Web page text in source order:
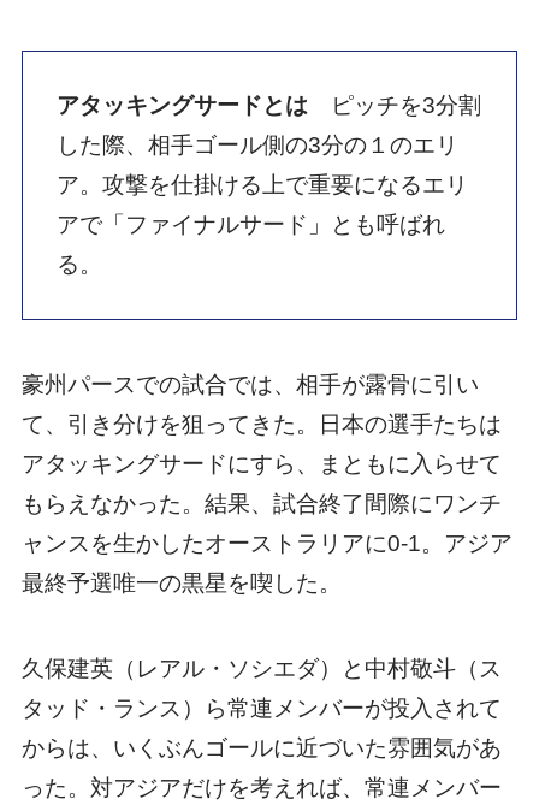
アタッキングサードとは ピッチを3分割
した際、相手ゴール側の3分の１のエリ
ア。攻撃を仕掛ける上で重要になるエリ
アで「ファイナルサード」とも呼ばれ
る。
豪州パースでの試合では、相手が露骨に引い
て、引き分けを狙ってきた。日本の選手たちは
アタッキングサードにすら、まともに入らせて
もらえなかった。結果、試合終了間際にワンチ
ャンスを生かしたオーストラリアに0-1。アジア
最終予選唯一の黒星を喫した。
久保建英（レアル・ソシエダ）と中村敬斗（ス
タッド・ランス）ら常連メンバーが投入されて
からは、いくぶんゴールに近づいた雰囲気があ
った。対アジアだけを考えれば、常連メンバー